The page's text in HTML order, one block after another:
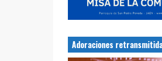
Adoraciones